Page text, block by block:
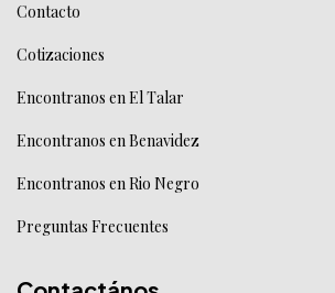
Contacto
Cotizaciones
Encontranos en El Talar
Encontranos en Benavidez
Encontranos en Rio Negro
Preguntas Frecuentes